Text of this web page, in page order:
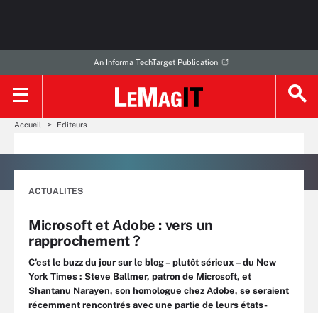
An Informa TechTarget Publication
Accueil Editeurs
ACTUALITES
Microsoft et Adobe : vers un
rapprochement ?
C’est le buzz du jour sur le blog – plutôt sérieux – du New
York Times : Steve Ballmer, patron de Microsoft, et
Shantanu Narayen, son homologue chez Adobe, se seraient
récemment rencontrés avec une partie de leurs états-